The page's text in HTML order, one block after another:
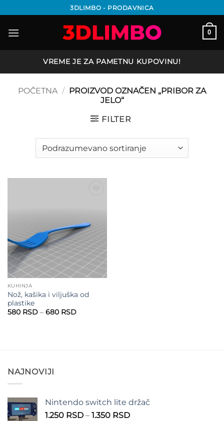
na
sadržaj
3DLIMBO - PRODAVNICA
0
VREME JE ZA PAMETNU KUPOVINU!
POČETNA / PROIZVOD OZNAČEN „PRIBOR ZA
JELO“
FILTER
KUHINJA
Nož, kašika i viljuška od
plastike
580 RSD – 680 RSDRaspon
NAJNOVIJI
Nintendo switch lite držač
1.250 RSD – 1.350 RSDRaspon